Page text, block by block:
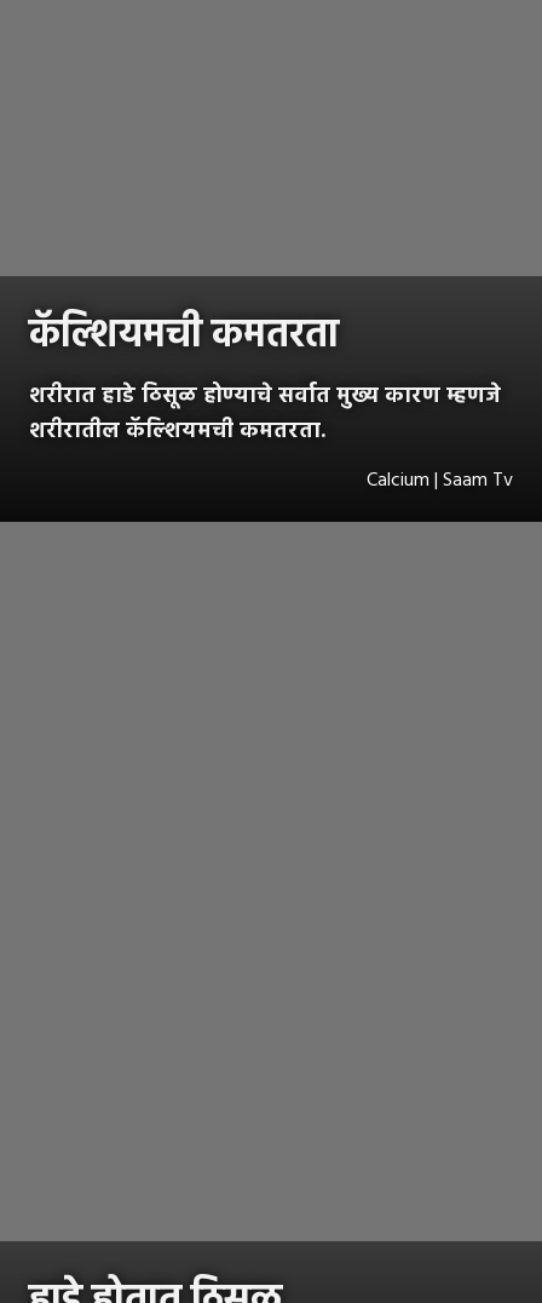
कॅल्शियमची कमतरता
शरीरात हाडे ठिसूळ होण्याचे सर्वात मुख्य कारण म्हणजे
शरीरातील कॅल्शियमची कमतरता.
Calcium | Saam Tv